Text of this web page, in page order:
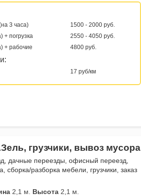
3 часа)
1500 - 2000 руб.
+ погрузка
2550 - 4050 руб.
+ рабочие
4800 руб.
17 руб/км
грузчики, вывоз мусора
дачные переезды, офисный переезд,
сборка/разборка мебели, грузчики, заказ
2,1 м. Высота 2,1 м.